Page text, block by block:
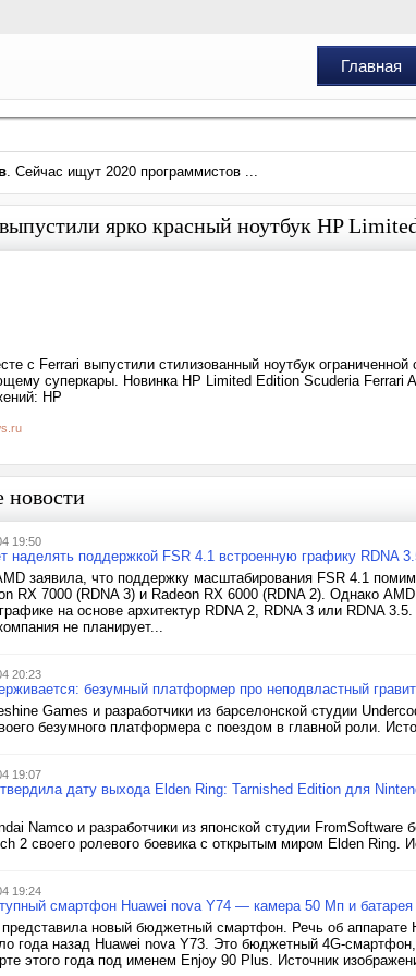
Главная
. Сейчас ищут 2020 программистов ...
ярко красный ноутбук HP
с Ferrari выпустили стилизованный ноутбук
суперкары. Новинка HP Limited Edition Scuderia Ferrari
HP
19:50
наделять поддержкой FSR 4.1 встроенную графику RDNA
заявила, что поддержку масштабирования FSR 4.1
RX 7000 (RDNA 3) и Radeon RX 6000 (RDNA 2). Однако
на основе архитектур RDNA 2, RDNA 3 или RDNA
не планирует...
20:23
безумный платформер про неподвластный
Games и разработчики из барселонской студии
безумного платформера с поездом в главной роли.
19:07
дату выхода Elden Ring: Tarnished Edition для
Namco и разработчики из японской студии
2 своего ролевого боевика с открытым миром Elden Ring.
19:24
смартфон Huawei nova Y74 — камера 50 Мп и батарея
новый бюджетный смартфон. Речь об аппарате
года назад Huawei nova Y73. Это бюджетный 4G-
этого года под именем Enjoy 90 Plus. Источник